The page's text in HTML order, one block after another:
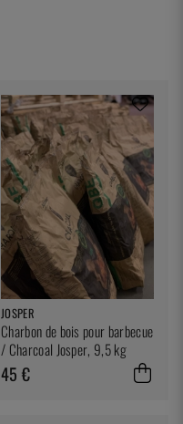
JOSPER
Charbon de bois pour barbecue
/ Charcoal Josper, 9,5 kg
45 €